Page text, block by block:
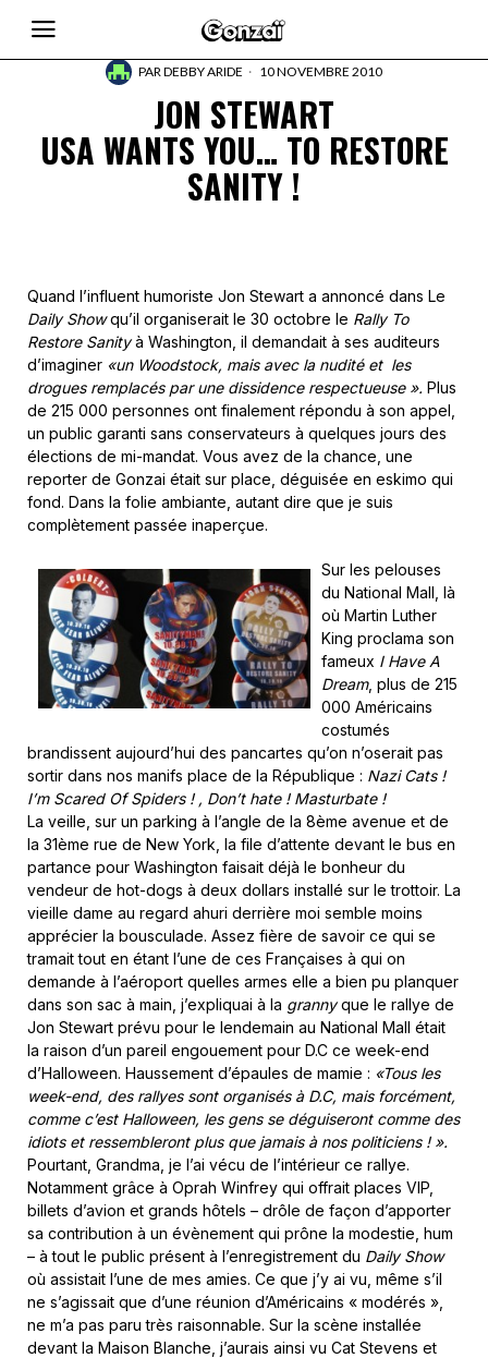
PARDEBBY ARIDE 10 NOVEMBRE 2010
JON STEWART
USA WANTS YOU… TO RESTORE
SANITY !
Quand l’influent humoriste Jon Stewart a annoncé dans Le
Daily Showqu’il organiserait le 30 octobre le Rally To
Restore Sanityà Washington, il demandait à ses auditeurs
d’imaginer «un Woodstock, mais avec la nudité et les
drogues remplacés par une dissidence respectueuse ». Plus
de 215 000 personnes ont finalement répondu à son appel,
un public garanti sans conservateurs à quelques jours des
élections de mi-mandat. Vous avez de la chance, une
reporter de Gonzai était sur place, déguisée en eskimo qui
fond. Dans la folie ambiante, autant dire que je suis
complètement passée inaperçue.
Sur les pelouses
du National Mall, là
où Martin Luther
King proclama son
fameux I Have A
Dream, plus de 215
000 Américains
costumés
brandissent aujourd’hui des pancartes qu’on n’oserait pas
sortir dans nos manifs place de la République : Nazi Cats !
I’m Scared Of Spiders ! , Don’t hate ! Masturbate !
La veille, sur un parking à l’angle de la 8ème avenue et de
la 31ème rue de New York, la file d’attente devant le bus en
partance pour Washington faisait déjà le bonheur du
vendeur de hot-dogs à deux dollars installé sur le trottoir. La
vieille dame au regard ahuri derrière moi semble moins
apprécier la bousculade. Assez fière de savoir ce qui se
tramait tout en étant l’une de ces Françaises à qui on
demande à l’aéroport quelles armes elle a bien pu planquer
dans son sac à main, j’expliquai à la grannyque le rallye de
Jon Stewart prévu pour le lendemain au National Mall était
la raison d’un pareil engouement pour D.C ce week-end
d’Halloween. Haussement d’épaules de mamie : «Tous les
week-end, des rallyes sont organisés à D.C, mais forcément,
comme c’est Halloween, les gens se déguiseront comme des
idiots et ressembleront plus que jamais à nos politiciens ! ».
Pourtant, Grandma, je l’ai vécu de l’intérieur ce rallye.
Notamment grâce à Oprah Winfrey qui offrait places VIP,
billets d’avion et grands hôtels – drôle de façon d’apporter
sa contribution à un évènement qui prône la modestie, hum
– à tout le public présent à l’enregistrement du Daily Show
où assistait l’une de mes amies. Ce que j’y ai vu, même s’il
ne s’agissait que d’une réunion d’Américains « modérés »,
ne m’a pas paru très raisonnable. Sur la scène installée
devant la Maison Blanche, j’aurais ainsi vu Cat Stevens et